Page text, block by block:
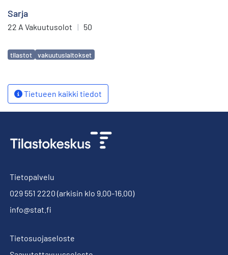
Sarja
22 A Vakuutusolot | 50
Avainsanat
tilastot vakuutuslaitokset
Tietueen kaikki tiedot
Tietopalvelu
029 551 2220 (arkisin klo 9.00-16.00)
info@stat.fi
Tietosuojaseloste